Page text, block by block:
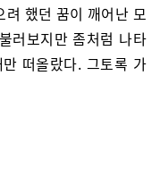
했던 꿈이 깨어난 모
러보지만 좀처럼 나타
떠올랐다. 그토록 가